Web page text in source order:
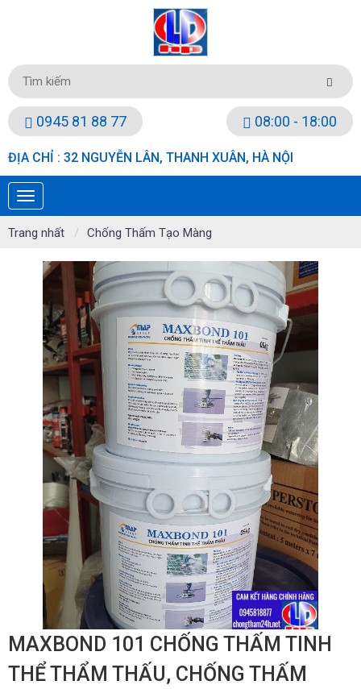
0945 81 88 77 08:00 - 18:00
ĐỊA CHỈ : 32 NGUYỄN LÂN, THANH XUÂN, HÀ NỘI
Trang nhất Chống Thấm Tạo Màng
MAXBOND 101 CHỐNG THẤM TINH
THỂ THẨM THẤU, CHỐNG THẤM